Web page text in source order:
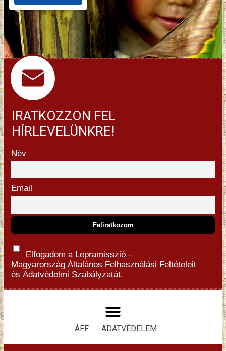
IRATKOZZON FEL
HÍRLEVELÜNKRE!
Név
Email
Elfogadom a Lepramisszió –
Magyarország Általános Felhasználási Feltételeit
és Adatvédelmi Szabályzatát.
ÁFF ADATVÉDELEM